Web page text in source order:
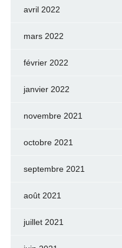
avril 2022
mars 2022
février 2022
janvier 2022
novembre 2021
octobre 2021
septembre 2021
août 2021
juillet 2021